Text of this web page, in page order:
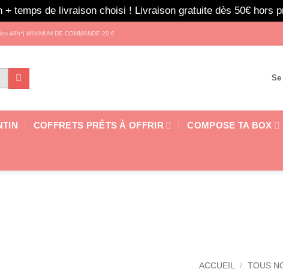
+ temps de livraison choisi ! Livraison gratuite dès 50€ hors
48h*| MINIMUM DE COMMANDE 20 €
COFFRETS PRÊTS À OFFRIR COMPOSE TA BOX
ACCUEIL / TOUS